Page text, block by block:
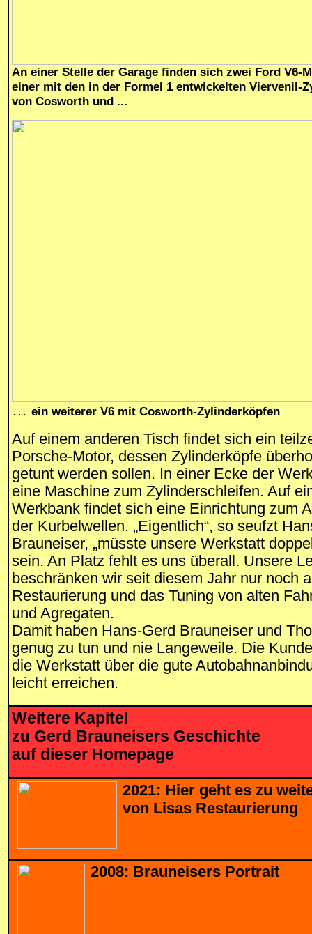
An einer Stelle der Garage finden sich zwei Ford V6-
einer mit den in der Formel 1 entwickelten Viervenil-
von Cosworth und ...
… ein weiterer V6 mit Cosworth-Zylinderköpfen
Auf einem anderen Tisch findet sich ein
Porsche-Motor, dessen Zylinderköpfe
getunt werden sollen. In einer Ecke der
eine Maschine zum Zylinderschleifen. Auf
Werkbank findet sich eine Einrichtung zum
der Kurbelwellen. „Eigentlich“, so seufzt
Brauneiser, „müsste unsere Werkstatt
sein. An Platz fehlt es uns überall. Unsere
beschränken wir seit diesem Jahr nur noch
Restaurierung und das Tuning von alten
und Agregaten.
Damit haben Hans-Gerd Brauneiser und
genug zu tun und nie Langeweile. Die
die Werkstatt über die gute
leicht erreichen.
Weitere Kapitel
zu Gerd Brauneisers Geschichte
auf dieser Homepage
2021: Hier geht es zu
von Lisas Restaurierung
2008: Brauneisers Portrait